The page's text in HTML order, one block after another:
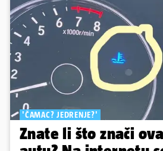
'ČAMAC? JEDRENJE?'
Znate li što znači